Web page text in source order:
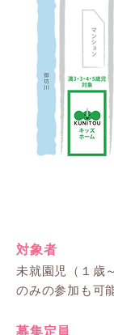
対象者
未就園児（１歳
のみの参加も可
募集定員